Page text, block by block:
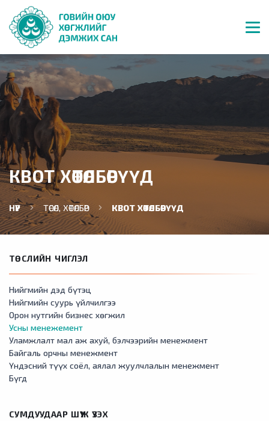
КВОТ ХӨТӨЛБӨРҮҮД
НҮҮР ТӨСӨЛ, ХӨТӨЛБӨР КВОТ ХӨТӨЛБӨРҮҮД
ТӨСЛИЙН ЧИГЛЭЛ
Нийгмийн дэд бүтэц
Нийгмийн суурь үйлчилгээ
Орон нутгийн бизнес хөгжил
Усны менежемент
Уламжлалт мал аж ахуй, бэлчээрийн менежмент
Байгаль орчны менежмент
Үндэсний түүх соёл, аялал жуулчлалын менежмент
Бүгд
СУМДУУДААР ШҮҮЖ ҮЗЭХ